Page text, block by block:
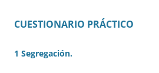
CUESTIONARIO PRÁCTICO
1 Segregación.